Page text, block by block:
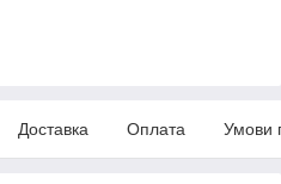
Доставка Оплата Умови